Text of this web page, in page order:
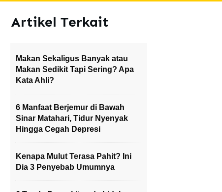
Artikel Terkait
Makan Sekaligus Banyak atau
Makan Sedikit Tapi Sering? Apa
Kata Ahli?
6 Manfaat Berjemur di Bawah
Sinar Matahari, Tidur Nyenyak
Hingga Cegah Depresi
Kenapa Mulut Terasa Pahit? Ini
Dia 3 Penyebab Umumnya